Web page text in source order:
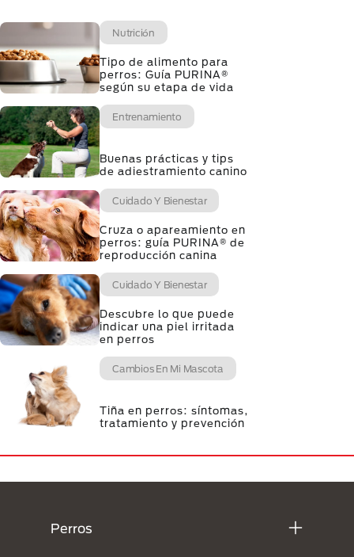
Nutrición
Tipo de alimento para
perros: Guía PURINA®
según su etapa de vida
Entrenamiento
Buenas prácticas y tips
de adiestramiento canino
Cuidado Y Bienestar
Cruza o apareamiento en
perros: guía PURINA® de
reproducción canina
Cuidado Y Bienestar
Descubre lo que puede
indicar una piel irritada
en perros
Cambios En Mi Mascota
Tiña en perros: síntomas,
tratamiento y prevención
Perros